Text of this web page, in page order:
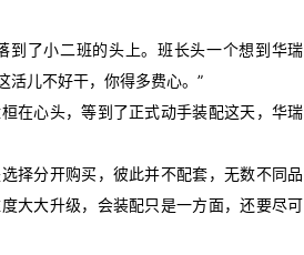
到了小二班的头上。班长头一个想到华瑞
活儿不好干，你得多费心。”
在心头，等到了正式动手装配这天，华瑞
择分开购买，彼此并不配套，无数不同品
大大升级，会装配只是一方面，还要尽可